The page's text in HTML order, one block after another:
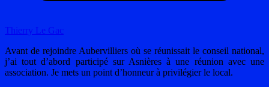
Thierry Le Gac
Avant de rejoindre Aubervilliers où se réunissait le conseil national,
j’ai tout d’abord participé sur Asnières à une réunion avec une
association. Je mets un point d’honneur à privilégier le local.